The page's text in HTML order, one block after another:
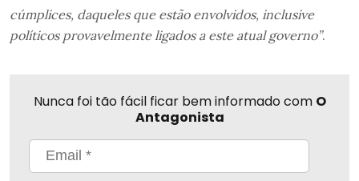
cúmplices, daqueles que estão envolvidos, inclusive
políticos provavelmente ligados a este atual governo”.
Nunca foi tão fácil ficar bem informado com O
Antagonista